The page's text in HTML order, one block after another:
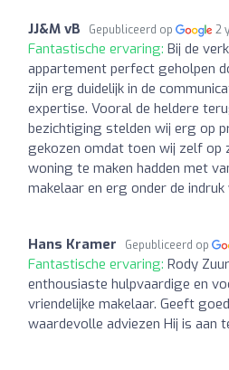
JJ&M vB Gepubliceerd op 2
Fantastische ervaring: Bij de
appartement perfect geholpen
zijn erg duidelijk in de
expertise. Vooral de heldere
bezichtiging stelden wij erg op
gekozen omdat toen wij zelf op
woning te maken hadden met
makelaar en erg onder de indruk
Hans Kramer Gepubliceerd op
Fantastische ervaring: Rody
enthousiaste hulpvaardige en
vriendelijke makelaar. Geeft
waardevolle adviezen Hij is aan